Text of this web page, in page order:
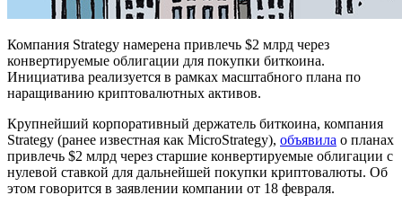
Компания Strategy намерена привлечь $2 млрд через
конвертируемые облигации для покупки биткоина.
Инициатива реализуется в рамках масштабного плана по
наращиванию криптовалютных активов.
Крупнейший корпоративный держатель биткоина, компания
Strategy (ранее известная как MicroStrategy), объявила о планах
привлечь $2 млрд через старшие конвертируемые облигации с
нулевой ставкой для дальнейшей покупки криптовалюты. Об
этом говорится в заявлении компании от 18 февраля.